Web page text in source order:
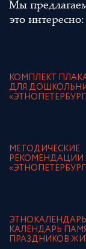
Мы
это интересно:
КОМПЛЕКТ
ДЛЯ
МЕТОДИЧЕСКИЕ
РЕКОМЕНДАЦИИ
ЭТНОКАЛЕНДАРЬ
КАЛЕНДАРЬ
ПРАЗДНИКОВ